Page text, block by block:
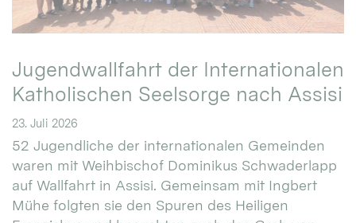
Jugendwallfahrt der Internationalen
Katholischen Seelsorge nach Assisi
23. Juli 2026
52 Jugendliche der internationalen Gemeinden
waren mit Weihbischof Dominikus Schwaderlapp
auf Wallfahrt in Assisi. Gemeinsam mit Ingbert
Mühe folgten sie den Spuren des Heiligen